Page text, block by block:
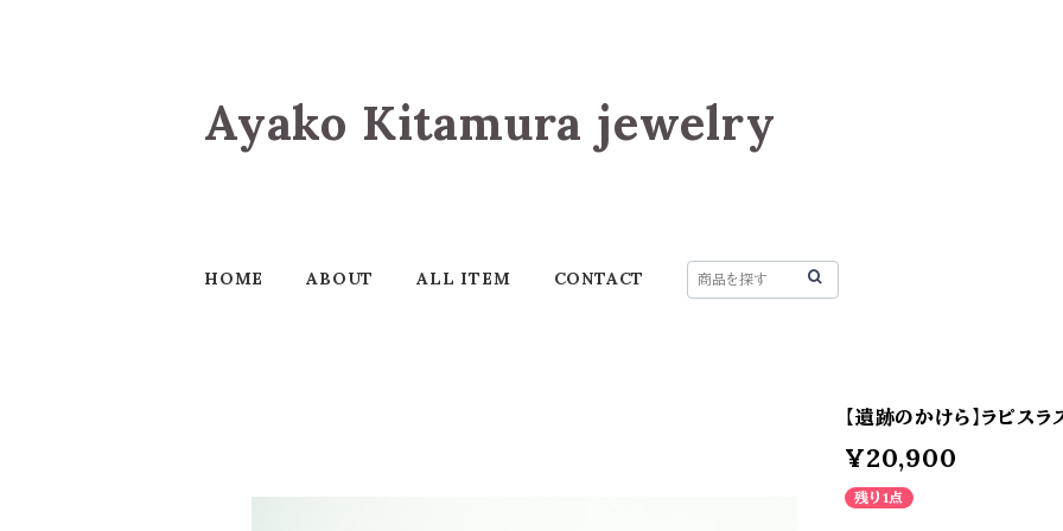
Ayako Kitamura jewelry
HOME ABOUT ALL ITEM CONTACT
【遺跡のかけら】ラピス
¥20,900
残り1点